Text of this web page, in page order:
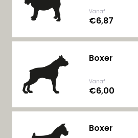
Vanaf
€6,87
Boxer
Vanaf
€6,00
Boxer